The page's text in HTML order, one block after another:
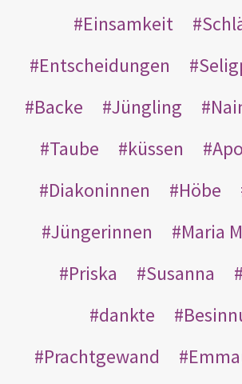
Einsamkeit
Entscheidungen
Backe
Jüngling
Taube
küssen
Diakoninnen
Höbe
Jüngerinnen
Maria
Priska
Susanna
dankte
Prachtgewand